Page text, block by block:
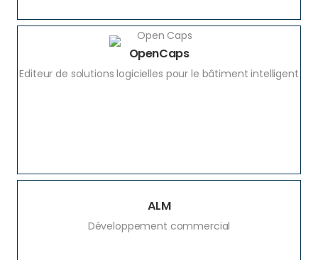
OpenCaps
Editeur de solutions logicielles pour le bâtiment intelligent
ALM
Développement commercial